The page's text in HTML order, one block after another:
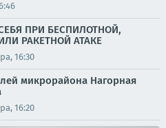
ПРИ БЕСПИЛОТНОЙ,
РАКЕТНОЙ АТАКЕ
16:30
микрорайона Нагорная
16:20